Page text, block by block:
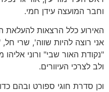
וחבר המועצה עידן חמי.
האירוע כלל הרצאות להעלאת
אני רוצה להיות שווה', שרי
"נקודת האור שבי" ורוני
ולב לצרכי העיוורים.
וכן סדרת חוגי ספורט ובהם